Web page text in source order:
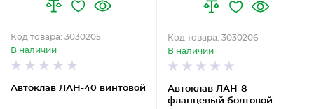
Автоклав ЛАН-40 винтовой
Код товара: 3030205
В наличии
Автоклав ЛАН-8
фланцевый болтовой
Код товара: 3030206
В наличии